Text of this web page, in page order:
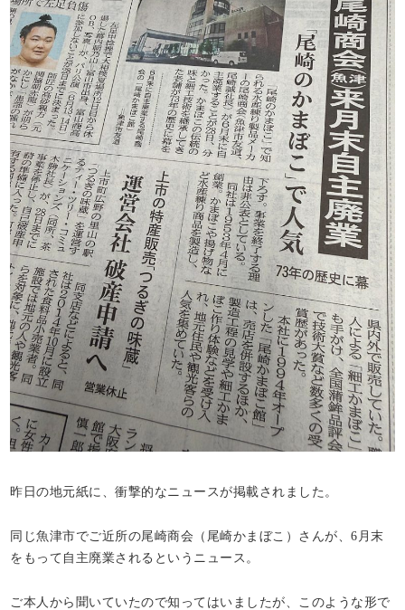
昨日の地元紙に、衝撃的なニュースが掲載されました。
同じ魚津市でご近所の尾崎商会（尾崎かまぼこ）さんが、6月末
をもって自主廃業されるというニュース。
ご本人から聞いていたので知ってはいましたが、このような形で